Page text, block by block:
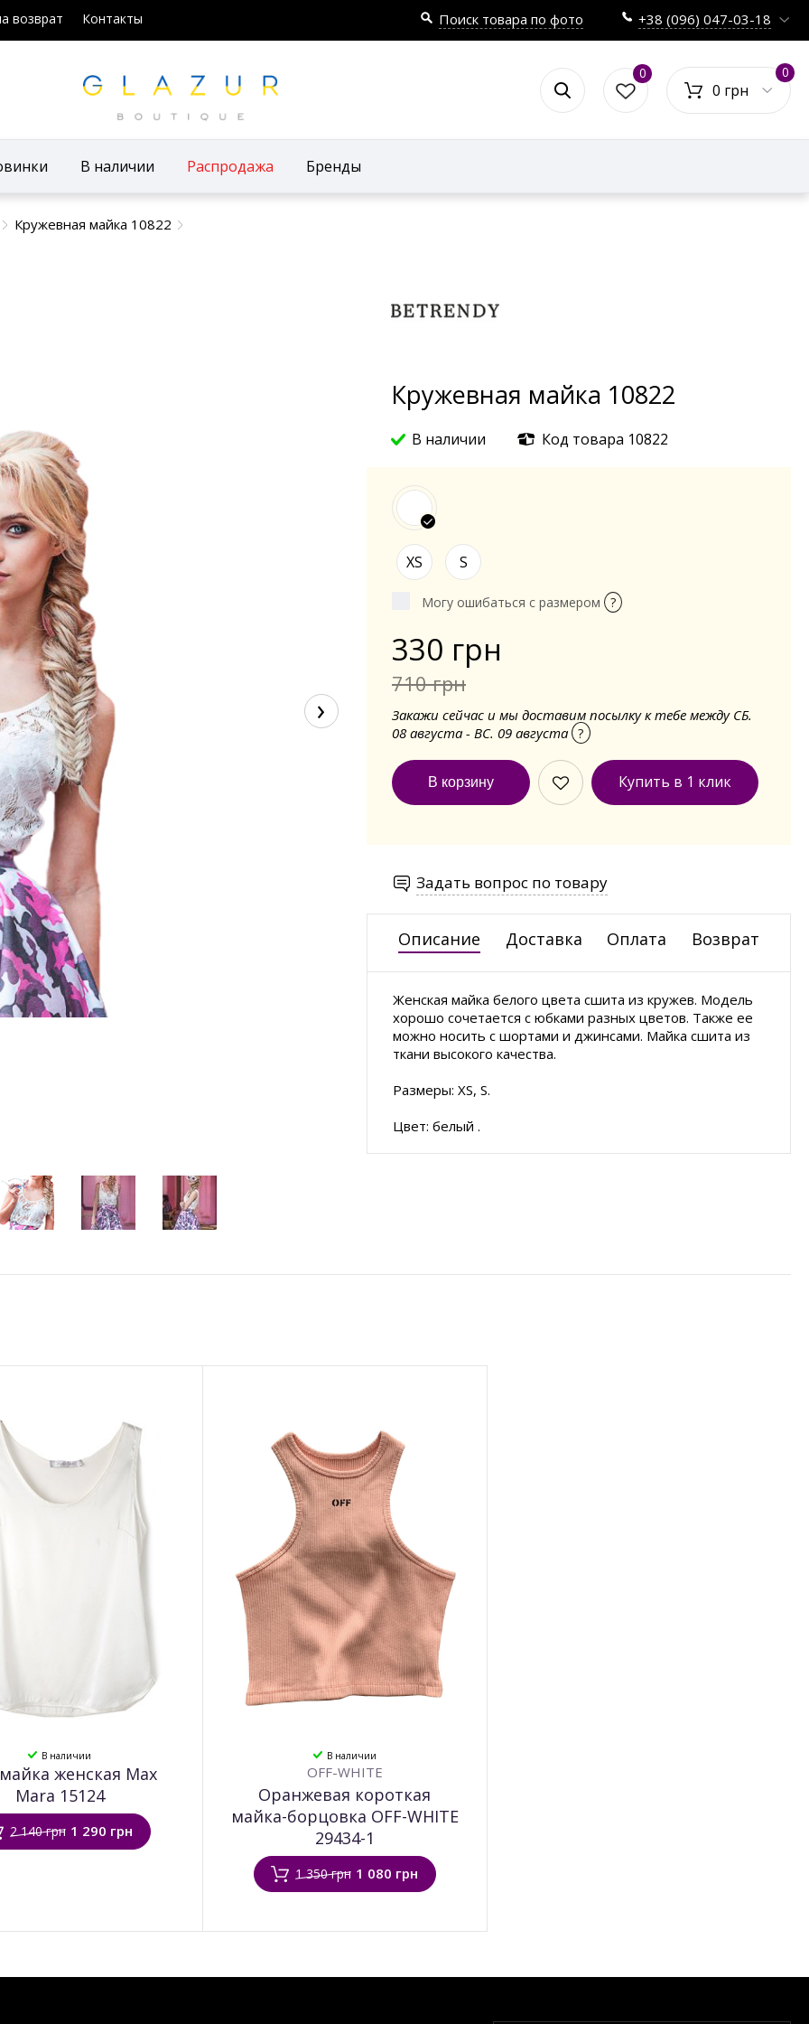
возврат Контакты Поиск товара по фото +38 (096) 047-03-18
В наличии Распродажа Бренды
0
0 грн
0
Кружевная майка 10822
›
Кружевная майка 10822
В наличии Код товара 10822
XS S
Могу ошибаться с размером ?
330 грн
710 грн
Закажи сейчас и мы доставим посылку к тебе между СБ.
08 августа - ВС. 09 августа ?
Купить в 1 клик
Задать вопрос по товару
Описание Доставка Оплата Возврат
Женская майка белого цвета сшита из кружев. Модель
хорошо сочетается с юбками разных цветов. Также ее
можно носить с шортами и джинсами. Майка сшита из
ткани высокого качества.
Размеры: XS, S.
Цвет: белый .
В наличии
женская Max
Mara 15124
2 140 грн 1 290 грн
В наличии
OFF-WHITE
Оранжевая короткая
майка-борцовка OFF-WHITE
29434-1
1 350 грн 1 080 грн